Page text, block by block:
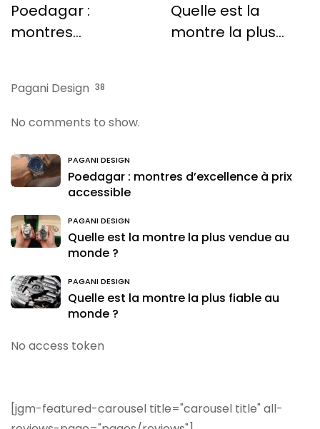
Poedagar :
montres
Quelle est la
montre la plus
Pagani Design 38
No comments to show.
PAGANI DESIGN
Poedagar : montres d’excellence à prix
accessible
PAGANI DESIGN
Quelle est la montre la plus vendue au
monde ?
PAGANI DESIGN
Quelle est la montre la plus fiable au
monde ?
No access token
[jgm-featured-carousel title="carousel title" all-